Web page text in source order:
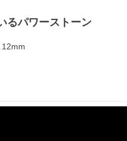
るパワーストーン